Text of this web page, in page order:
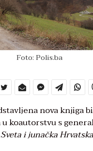
Foto: Polis.ba
nova knjiga
u koautorstvu s
Sveta i junačka Hrvatska